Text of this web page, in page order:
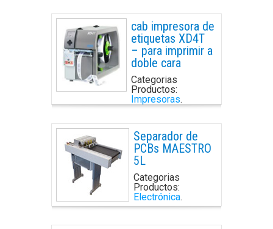
cab impresora de
etiquetas XD4T
– para imprimir a
doble cara
Categorias
Productos:
Impresoras.
Separador de
PCBs MAESTRO
5L
Categorias
Productos:
Electrónica.